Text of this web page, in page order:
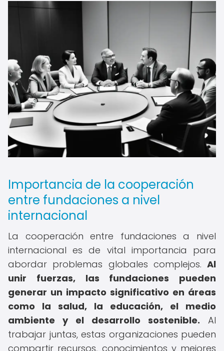
Importancia de la cooperación
entre fundaciones a nivel
internacional
La cooperación entre fundaciones a nivel
internacional es de vital importancia para
abordar problemas globales complejos. Al
unir fuerzas, las fundaciones pueden
generar un impacto significativo en áreas
como la salud, la educación, el medio
ambiente y el desarrollo sostenible. Al
trabajar juntas, estas organizaciones pueden
compartir recursos, conocimientos y mejores